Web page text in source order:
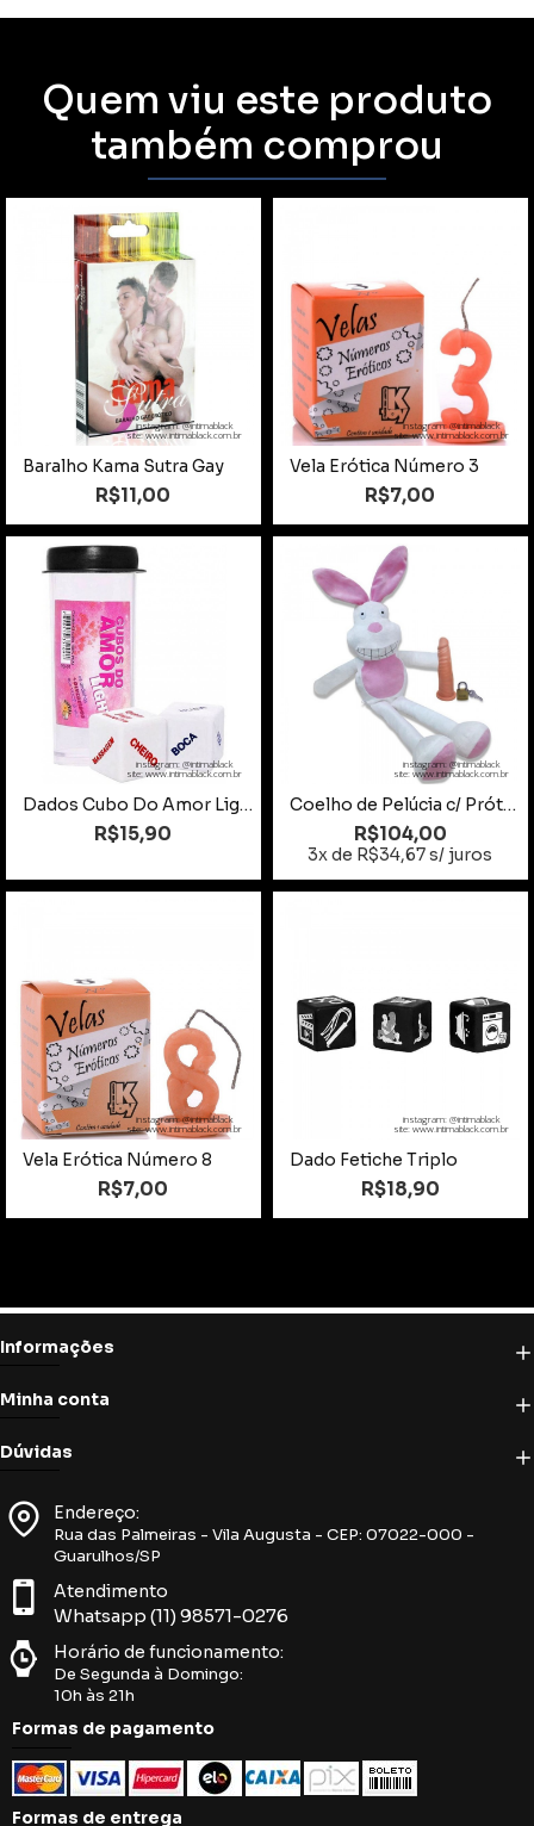
Quem viu este produto
também comprou
instagram: @intimablack
site: www.intimablack.com.br
Baralho Kama Sutra Gay
R$11,00
instagram: @intimablack
site: www.intimablack.com.br
Vela Erótica Número 3
R$7,00
instagram: @intimablack
site: www.intimablack.com.br
Dados Cubo Do Amor Light
R$15,90
instagram: @intimablack
site: www.intimablack.com.br
Coelho de Pelúcia c/ Prótese
R$104,00
3x de R$34,67 s/ juros
instagram: @intimablack
site: www.intimablack.com.br
Vela Erótica Número 8
R$7,00
instagram: @intimablack
site: www.intimablack.com.br
Dado Fetiche Triplo
R$18,90
Informações
Minha conta
Dúvidas
Endereço:
Rua das Palmeiras - Vila Augusta - CEP: 07022-000 -
Guarulhos/SP
Atendimento
Whatsapp (11) 98571-0276
Horário de funcionamento:
De Segunda à Domingo:
10h às 21h
Formas de pagamento
Formas de entrega